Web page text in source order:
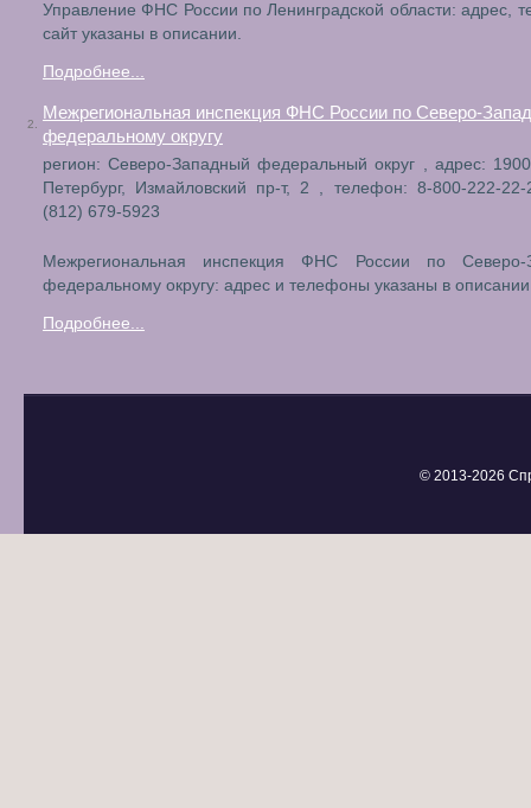
Управление ФНС России по Ленинградской области: адрес,
сайт указаны в описании.
Подробнее...
2.
Межрегиональная инспекция ФНС России по Северо-
федеральному округу
регион: Северо-Западный федеральный округ , адрес:
Петербург, Измайловский пр-т, 2 , телефон: 8-800-222-
(812) 679-5923
Межрегиональная инспекция ФНС России по Северо-
федеральному округу: адрес и телефоны указаны в
Подробнее...
© 2013-2026